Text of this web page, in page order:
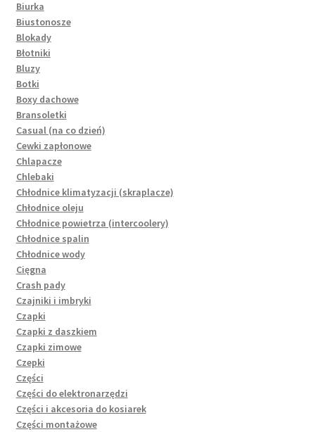
Biurka
Biustonosze
Blokady
Błotniki
Bluzy
Botki
Boxy dachowe
Bransoletki
Casual (na co dzień)
Cewki zapłonowe
Chlapacze
Chlebaki
Chłodnice klimatyzacji (skraplacze)
Chłodnice oleju
Chłodnice powietrza (intercoolery)
Chłodnice spalin
Chłodnice wody
Cięgna
Crash pady
Czajniki i imbryki
Czapki
Czapki z daszkiem
Czapki zimowe
Czepki
Części
Części do elektronarzędzi
Części i akcesoria do kosiarek
Części montażowe